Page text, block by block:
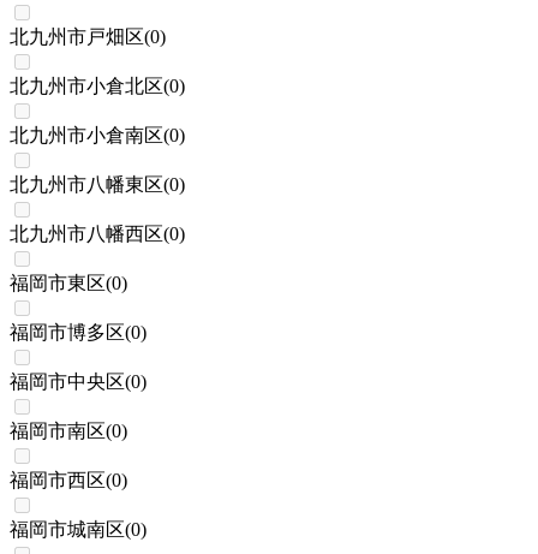
北九州市戸畑区(0)
北九州市小倉北区(0)
北九州市小倉南区(0)
北九州市八幡東区(0)
北九州市八幡西区(0)
福岡市東区(0)
福岡市博多区(0)
福岡市中央区(0)
福岡市南区(0)
福岡市西区(0)
福岡市城南区(0)